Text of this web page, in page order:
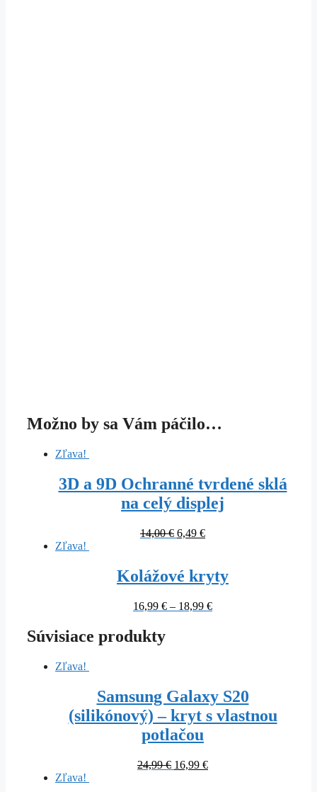
Možno by sa Vám páčilo…
Zľava!
3D a 9D Ochranné tvrdené sklá
na celý displej
14,00€ Original
14,00 €.
6,49 €Current
6,49 €.
Zľava!
Kolážové kryty
16,99 € – 18,99 €
Súvisiace produkty
Zľava!
Samsung Galaxy S20
(silikónový) – kryt s vlastnou
potlačou
24,99€ Original
16,99 €Current
Zľava!